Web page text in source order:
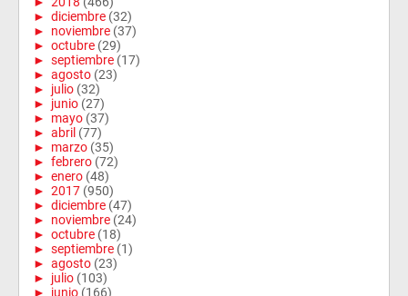
► diciembre (32)
► noviembre (37)
► octubre (29)
► septiembre (17)
► agosto (23)
► julio (32)
► junio (27)
► mayo (37)
► abril (77)
► marzo (35)
► febrero (72)
► enero (48)
► 2017 (950)
► diciembre (47)
► noviembre (24)
► octubre (18)
► septiembre (1)
► agosto (23)
► julio (103)
► junio (166)